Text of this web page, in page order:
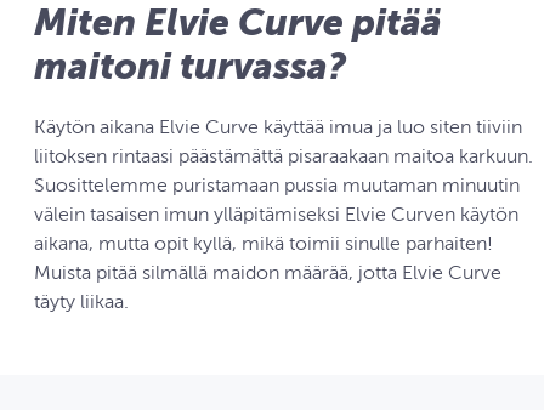
Miten Elvie Curve pitää
maitoni turvassa?
Käytön aikana Elvie Curve käyttää imua ja luo siten tiiviin
liitoksen rintaasi päästämättä pisaraakaan maitoa karkuun.
Suosittelemme puristamaan pussia muutaman minuutin
välein tasaisen imun ylläpitämiseksi Elvie Curven käytön
aikana, mutta opit kyllä, mikä toimii sinulle parhaiten!
Muista pitää silmällä maidon määrää, jotta Elvie Curve
täyty liikaa.